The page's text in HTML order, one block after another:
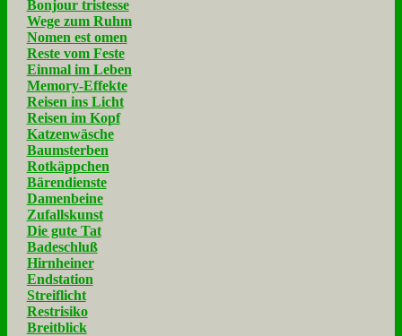
Bonjour tristesse
Wege zum Ruhm
Nomen est omen
Reste vom Feste
Einmal im Leben
Memory-Effekte
Reisen ins Licht
Reisen im Kopf
Katzenwäsche
Baumsterben
Rotkäppchen
Bärendienste
Damenbeine
Zufallskunst
Die gute Tat
Badeschluß
Hirnheiner
Endstation
Streiflicht
Restrisiko
Breitblick